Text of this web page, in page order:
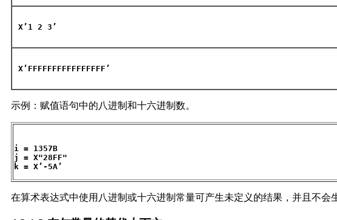
X’1 2 3’
X’FFFFFFFFFFFFFFFF’
示例：赋值语句中的八进制和十六进制数。
i = 1357B
j = X"28FF"
k = X’-5A’
在算术表达式中使用八进制或十六进制常量可产生未定义的结果，并且不会